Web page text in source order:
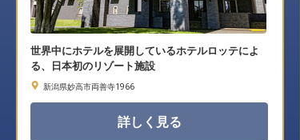
世界中にホテルを展開しているホテルロッテによ
る、日本初のリゾート施設
新潟県妙高市両善寺1966
詳しく見る